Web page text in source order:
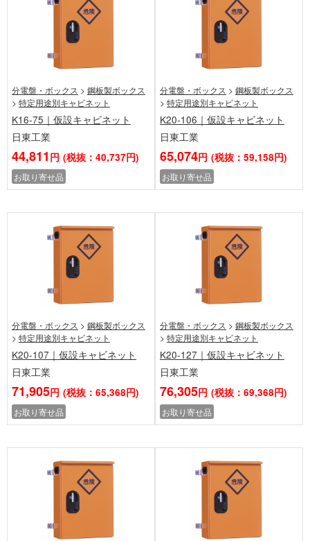
分電盤・ボックス > 鋼板製ボックス
> 特定用途別キャビネット
K16-75｜仮設キャビネット
日東工業
44,811 円 (税抜：40,737円)
お取り寄せ品
分電盤・ボックス > 鋼板製ボックス
> 特定用途別キャビネット
K20-106｜仮設キャビネット
日東工業
65,074円 (税抜：59,158円)
お取り寄せ品
分電盤・ボックス > 鋼板製ボックス
> 特定用途別キャビネット
K20-107｜仮設キャビネット
日東工業
71,905円 (税抜：65,368円)
お取り寄せ品
分電盤・ボックス > 鋼板製ボックス
> 特定用途別キャビネット
K20-127｜仮設キャビネット
日東工業
76,305円 (税抜：69,368円)
お取り寄せ品